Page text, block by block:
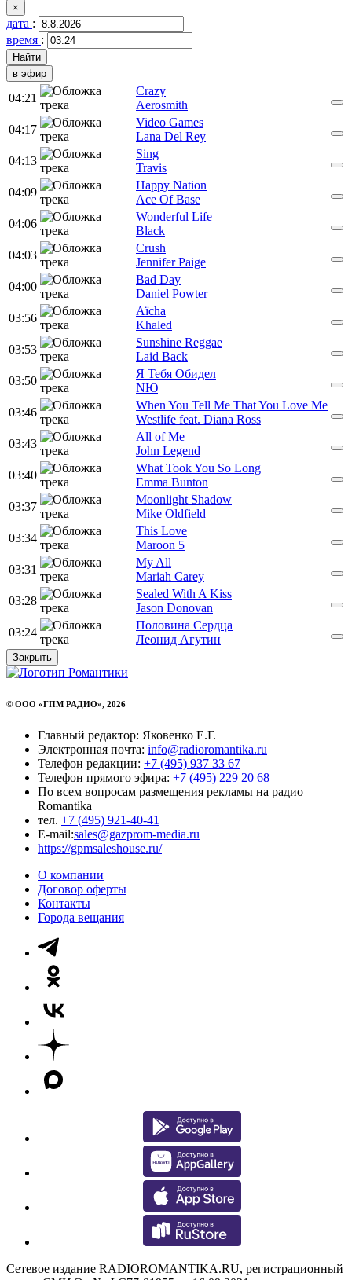
×
дата :
время :
в эфир
04:21
Crazy
Aerosmith
04:17
Video Games
Lana Del Rey
04:13
Sing
Travis
04:09
Happy Nation
Ace Of Base
04:06
Wonderful Life
Black
04:03
Crush
Jennifer Paige
04:00
Bad Day
Daniel Powter
03:56
Aïcha
Khaled
03:53
Sunshine Reggae
Laid Back
03:50
Я Тебя Обидел
NЮ
03:46
When You Tell Me That You Love Me
Westlife feat. Diana Ross
03:43
All of Me
John Legend
03:40
What Took You So Long
Emma Bunton
03:37
Moonlight Shadow
Mike Oldfield
03:34
This Love
Maroon 5
03:31
My All
Mariah Carey
03:28
Sealed With A Kiss
Jason Donovan
03:24
Половина Сердца
Леонид Агутин
Закрыть
© ООО «ГПМ РАДИО», 2026
Главный редактор: Яковенко Е.Г.
Электронная почта: info@radioromantika.ru
Телефон редакции: +7 (495) 937 33 67
Телефон прямого эфира: +7 (495) 229 20 68
По всем вопросам размещения рекламы на радио
Romantika
тел. +7 (495) 921-40-41
E-mail:sales@gazprom-media.ru
https://gpmsaleshouse.ru/
О компании
Договор оферты
Контакты
Города вещания
Сетевое издание RADIOROMANTIKA.RU, регистрационный